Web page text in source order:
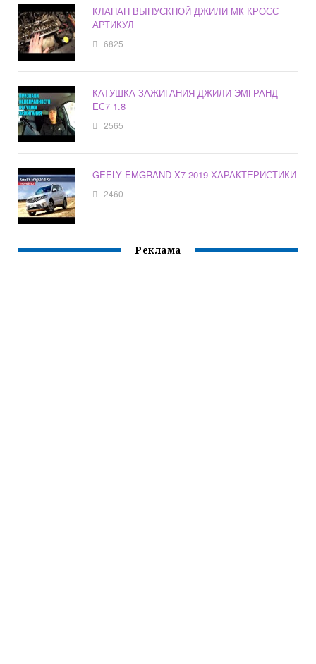
КЛАПАН ВЫПУСКНОЙ ДЖИЛИ МК КРОСС
АРТИКУЛ
6825
КАТУШКА ЗАЖИГАНИЯ ДЖИЛИ ЭМГРАНД
ЕС7 1.8
2565
GEELY EMGRAND X7 2019 ХАРАКТЕРИСТИКИ
2460
Реклама